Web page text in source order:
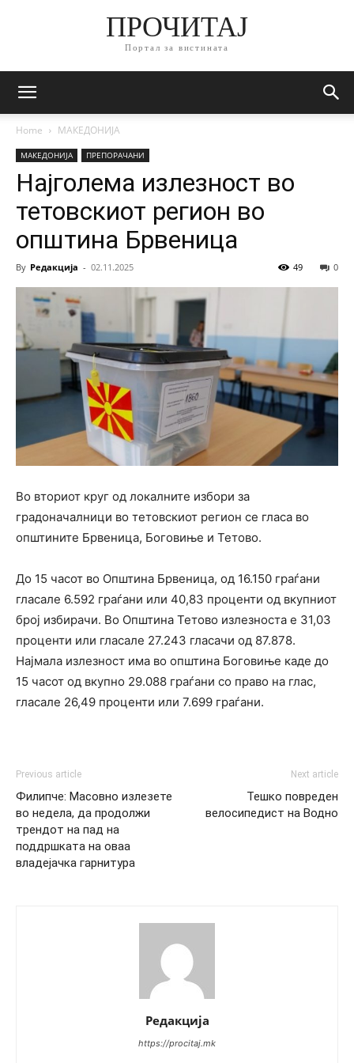
ПРОЧИТАЈ
Портал за вистината
Home МАКЕДОНИЈА
МАКЕДОНИЈА ПРЕПОРАЧАНИ
Најголема излезност во
тетовскиот регион во
општина Брвеница
By Редакција - 02.11.2025 0
49
Во вториот круг од локалните избори за
градоначалници во тетовскиот регион се гласа во
општините Брвеница, Боговиње и Тетово.
До 15 часот во Општина Брвеница, од 16.150 граѓани
гласале 6.592 граѓани или 40,83 проценти од вкупниот
број избирачи. Во Општина Тетово излезноста е 31,03
проценти или гласале 27.243 гласачи од 87.878.
Најмала излезност има во општина Боговиње каде до
15 часот од вкупно 29.088 граѓани со право на глас,
гласале 26,49 проценти или 7.699 граѓани.
Previous article
Филипче: Масовно излезете
во недела, да продолжи
трендот на пад на
поддршката на оваа
владејачка гарнитура
Next article
Тешко повреден
велосипедист на Водно
Редакција
https://procitaj.mk